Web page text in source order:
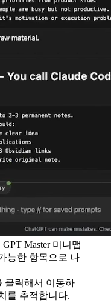
Master 미니맵
능한 항목으로 나
클릭해서 이동하
를 추적합니다.